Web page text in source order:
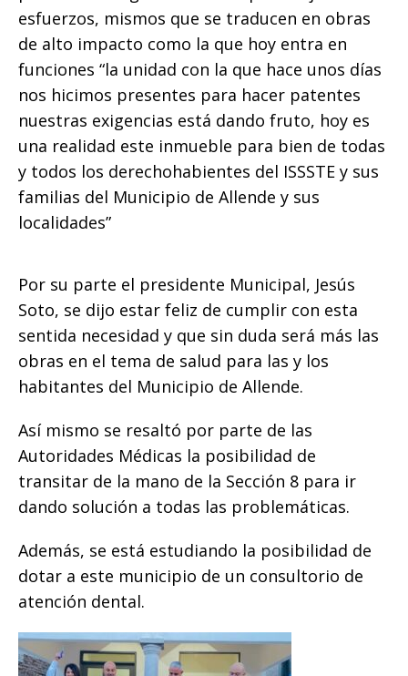
esfuerzos, mismos que se traducen en obras
de alto impacto como la que hoy entra en
funciones “la unidad con la que hace unos días
nos hicimos presentes para hacer patentes
nuestras exigencias está dando fruto, hoy es
una realidad este inmueble para bien de todas
y todos los derechohabientes del ISSSTE y sus
familias del Municipio de Allende y sus
localidades”
Por su parte el presidente Municipal, Jesús
Soto, se dijo estar feliz de cumplir con esta
sentida necesidad y que sin duda será más las
obras en el tema de salud para las y los
habitantes del Municipio de Allende.
Así mismo se resaltó por parte de las
Autoridades Médicas la posibilidad de
transitar de la mano de la Sección 8 para ir
dando solución a todas las problemáticas.
Además, se está estudiando la posibilidad de
dotar a este municipio de un consultorio de
atención dental.